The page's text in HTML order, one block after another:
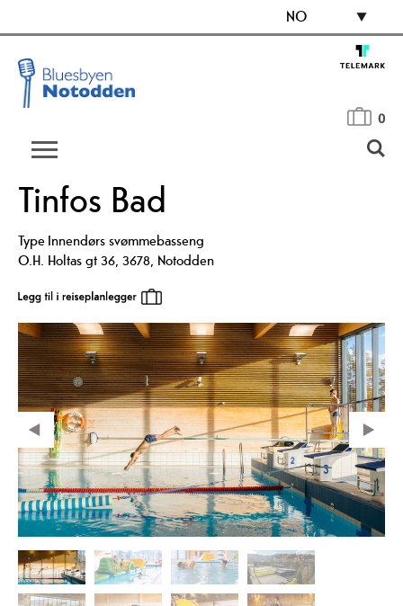
NO
0
Tinfos Bad
TypeInnendørs svømmebasseng
O.H. Holtas gt 36, 3678, Notodden